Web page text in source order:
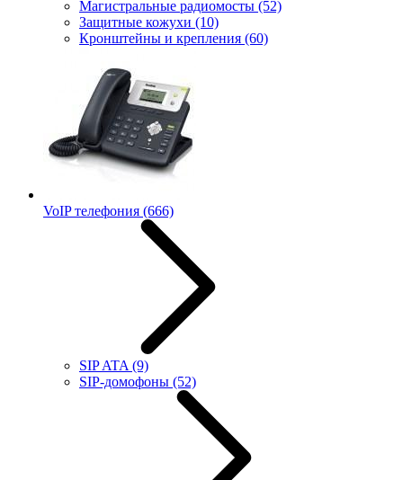
Магистральные радиомосты (52)
Защитные кожухи (10)
Кронштейны и крепления (60)
VoIP телефония (666)
SIP ATA (9)
SIP-домофоны (52)